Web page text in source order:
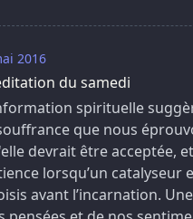
2016
du samedi
spirituelle
que nous
devrait être acceptée,
lorsqu’un catalyseur
avant l’incarnation.